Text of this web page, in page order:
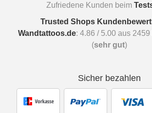
Zufriedene Kunden beim
Trusted Shops
Wandtattoos.de: 4.86 / 5.00 aus 2459
(sehr gut)
Sicher bezahlen